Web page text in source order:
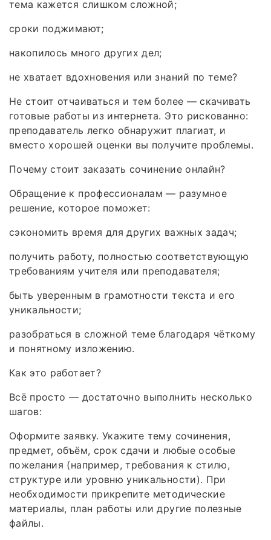
тема кажется слишком сложной;
сроки поджимают;
накопилось много других дел;
не хватает вдохновения или знаний по теме?
Не стоит отчаиваться и тем более — скачивать
готовые работы из интернета. Это рискованно:
преподаватель легко обнаружит плагиат, и
вместо хорошей оценки вы получите проблемы.
Почему стоит заказать сочинение онлайн?
Обращение к профессионалам — разумное
решение, которое поможет:
сэкономить время для других важных задач;
получить работу, полностью соответствующую
требованиям учителя или преподавателя;
быть уверенным в грамотности текста и его
уникальности;
разобраться в сложной теме благодаря чёткому
и понятному изложению.
Как это работает?
Всё просто — достаточно выполнить несколько
шагов:
Оформите заявку. Укажите тему сочинения,
предмет, объём, срок сдачи и любые особые
пожелания (например, требования к стилю,
структуре или уровню уникальности). При
необходимости прикрепите методические
материалы, план работы или другие полезные
файлы.